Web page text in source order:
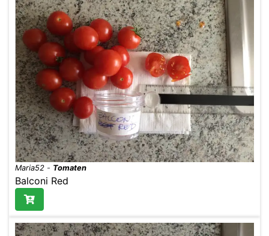
Maria52 - Tomaten
Balconi Red